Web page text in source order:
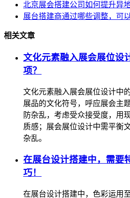
北京展会搭建公司如何提升异
展台搭建商通过哪些调整，可
相关文章
文化元素融入展会展位设
项？
文化元素融入展会展位设计中
展品的文化符号，呼应展会主
防杂乱，考虑受众接受度，用
质感；展会展位设计中需平衡
杂乱。
在展台设计搭建中，需要
巧！
在展台设计搭建中，色彩运用